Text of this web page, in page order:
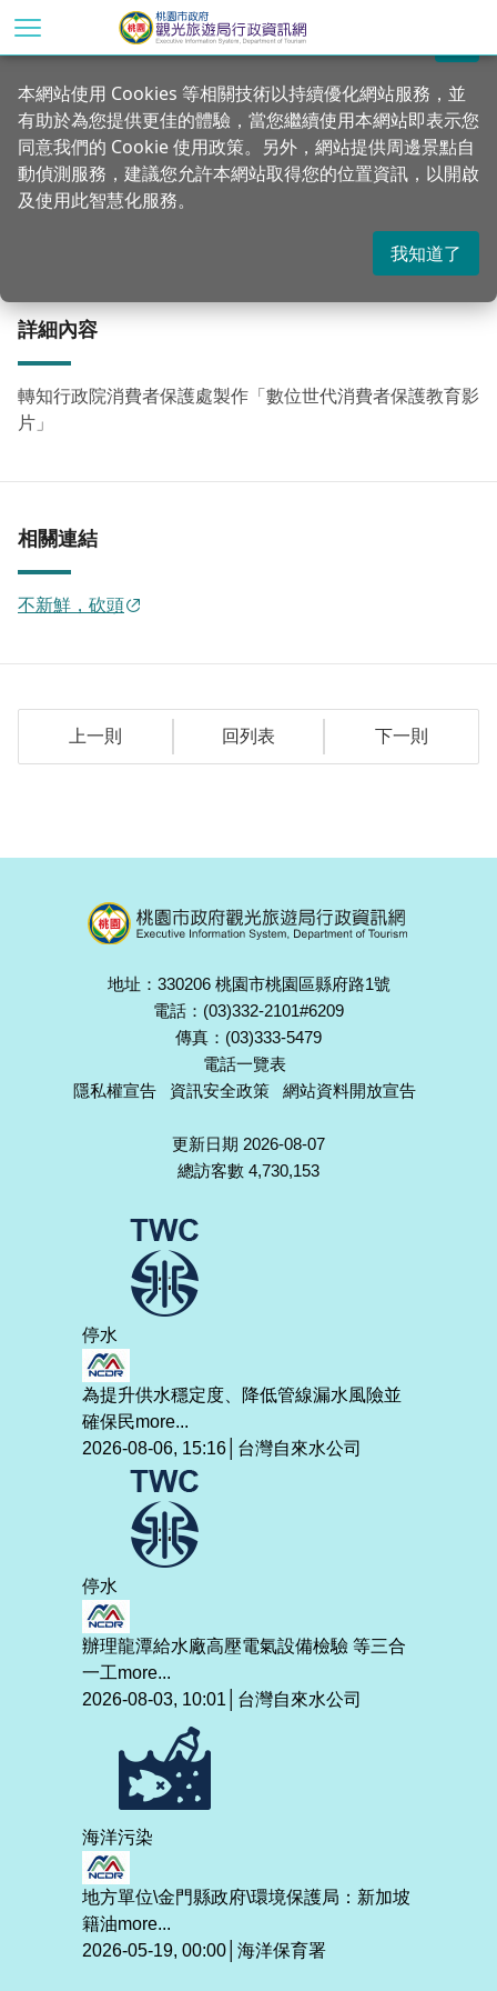
到
首頁 資訊公開 廉政服務專區
不新鮮，砍頭
詳細內容
轉知行政院消費者保護處製作「數位世代消費者保護教育影
片」
相關連結
不新鮮，砍頭
上一則 回列表 下一則
關閉
本網站使用 Cookies 等相關技術以持續優化網站服務，並
有助於為您提供更佳的體驗，當您繼續使用本網站即表示您
同意我們的 Cookie 使用政策。另外，網站提供周邊景點自
動偵測服務，建議您允許本網站取得您的位置資訊，以開啟
及使用此智慧化服務。
我知道了
地址：330206 桃園市桃園區縣府路1號
電話：(03)332-2101#6209
傳真：(03)333-5479
電話一覽表
隱私權宣告
資訊安全政策 網站資料開放宣告
更新日期 2026-08-07
總訪客數 4,730,153
停水
為提升供水穩定度、降低管線漏水風險並
確保民more...
2026-08-06, 15:16│台灣自來水公司
停水
辦理龍潭給水廠高壓電氣設備檢驗 等三合
一工more...
2026-08-03, 10:01│台灣自來水公司
海洋污染
地方單位\金門縣政府\環境保護局：新加坡
籍油more...
2026-05-19, 00:00│海洋保育署